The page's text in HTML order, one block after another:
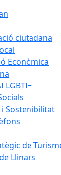
ciutadana
Econòmica
LGBTI+
Sostenibilitat
de
Llinars